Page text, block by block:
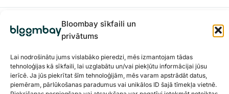
Bloombay sīkfaili un
privātums
Lai nodrošinātu jums vislabāko pieredzi, mēs izmantojam tādas
tehnoloģijas kā sīkfaili, lai uzglabātu un/vai piekļūtu informācijai jūsu
ierīcē. Ja jūs piekrītat šīm tehnoloģijām, mēs varam apstrādāt datus,
piemēram, pārlūkošanas paradumus vai unikālos ID šajā tīmekļa vietnē.